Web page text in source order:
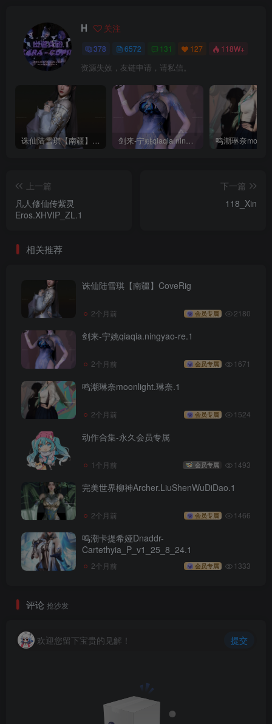
H 关注
378 6572 131 127 118W+
资源失效，友链申请，请私信。
诛仙陆雪琪【南疆】CoveRig 剑来-宁姚qiaqia.ningyao-re.1
上一篇
凡人修仙传紫灵
Eros.XHVIP_ZL.1
下一篇
118_Xin
相关推荐
诛仙陆雪琪【南疆】CoveRig
2个月前 会员专属 2180
剑来-宁姚qiaqia.ningyao-re.1
2个月前 会员专属 1671
鸣潮琳奈moonlight.琳奈.1
2个月前 会员专属 1524
动作合集-永久会员专属
1个月前 会员专属 1493
完美世界柳神Archer.LiuShenWuDiDao.1
2个月前 会员专属 1466
鸣潮卡提希娅Dnaddr-
Cartethyia_P_v1_25_8_24.1
2个月前 会员专属 1333
评论 抢沙发
欢迎您留下宝贵的见解！ 提交